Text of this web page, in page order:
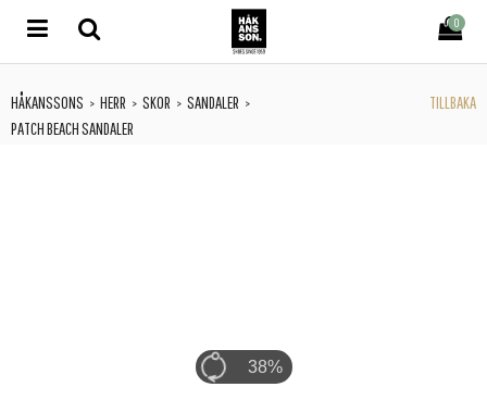
0
HÅKANSSONS > HERR > SKOR > SANDALER >
PATCH BEACH SANDALER
TILLBAKA
42%